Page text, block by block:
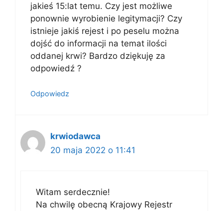
jakieś 15:lat temu. Czy jest możliwe
ponownie wyrobienie legitymacji? Czy
istnieje jakiś rejest i po peselu można
dojść do informacji na temat ilości
oddanej krwi? Bardzo dziękuję za
odpowiedź ?
Odpowiedz
krwiodawca
20 maja 2022 o 11:41
Witam serdecznie!
Na chwilę obecną Krajowy Rejestr